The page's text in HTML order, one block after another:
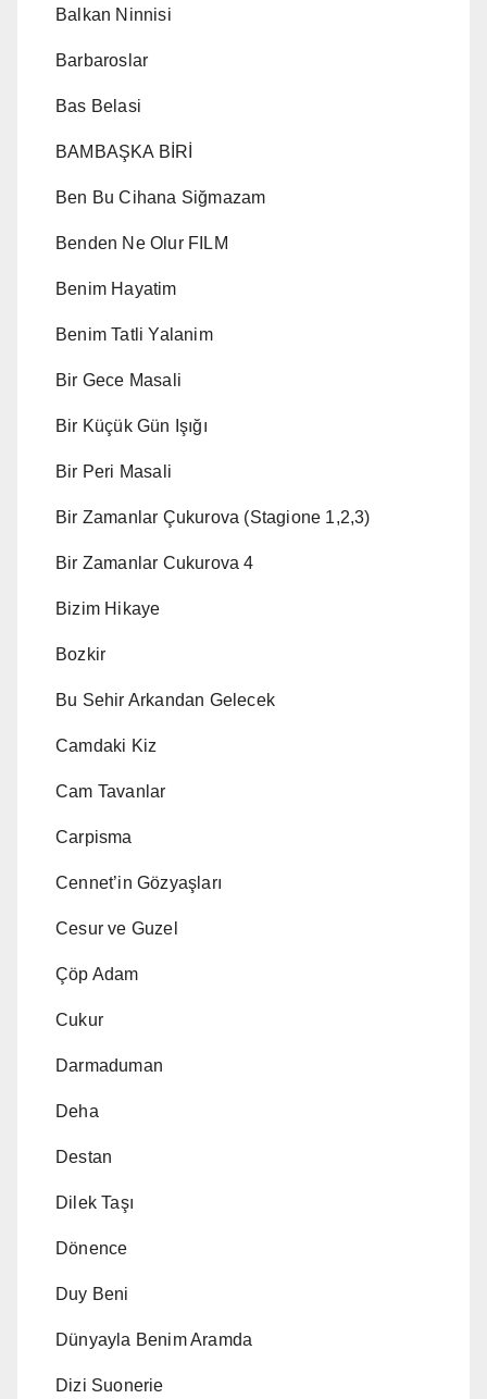
Balkan Ninnisi
Barbaroslar
Bas Belasi
BAMBAŞKA BİRİ
Ben Bu Cihana Siğmazam
Benden Ne Olur FILM
Benim Hayatim
Benim Tatli Yalanim
Bir Gece Masali
Bir Küçük Gün Işığı
Bir Peri Masali
Bir Zamanlar Çukurova (Stagione 1,2,3)
Bir Zamanlar Cukurova 4
Bizim Hikaye
Bozkir
Bu Sehir Arkandan Gelecek
Camdaki Kiz
Cam Tavanlar
Carpisma
Cennet’in Gözyaşları
Cesur ve Guzel
Çöp Adam
Cukur
Darmaduman
Deha
Destan
Dilek Taşı
Dönence
Duy Beni
Dünyayla Benim Aramda
Dizi Suonerie